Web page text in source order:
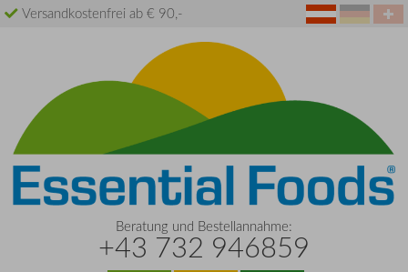
Versandkostenfrei ab € 90,-
Beratung und Bestellannahme:
+43 732 946859